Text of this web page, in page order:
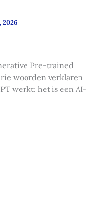
2026
Pre-trained
woorden verklaren
werkt: het is een AI-